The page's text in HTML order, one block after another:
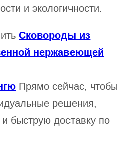
и экологичности.
Сковороды из
нержавеющей
Прямо сейчас, чтобы
решения,
быструю доставку по